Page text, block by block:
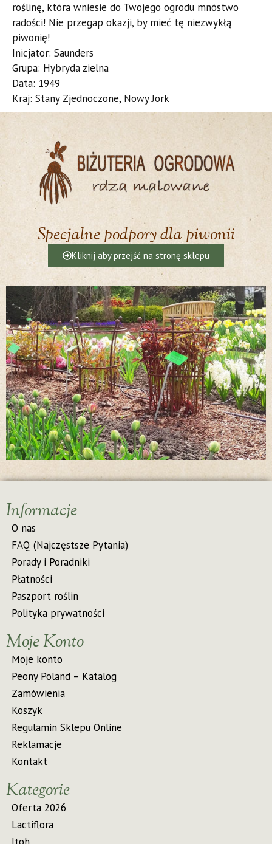
roślinę, która wniesie do Twojego ogrodu mnóstwo
radości! Nie przegap okazji, by mieć tę niezwykłą
piwonię!
Inicjator: Saunders
Grupa: Hybryda zielna
Data: 1949
Kraj: Stany Zjednoczone, Nowy Jork
Specjalne podpory dla piwonii
Kliknij aby przejść na stronę sklepu
Informacje
O nas
FAQ (Najczęstsze Pytania)
Porady i Poradniki
Płatności
Paszport roślin
Polityka prywatności
Moje Konto
Moje konto
Peony Poland – Katalog
Zamówienia
Koszyk
Regulamin Sklepu Online
Reklamacje
Kontakt
Kategorie
Oferta 2026
Lactiflora